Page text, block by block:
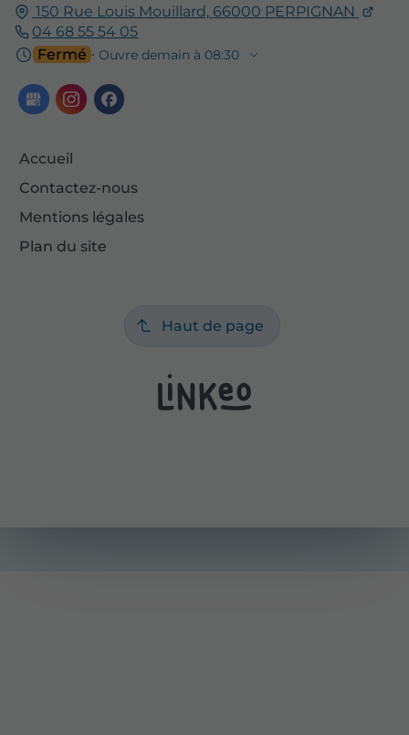
150 Rue Louis Mouillard, 66000 PERPIGNAN
04 68 55 54 05
Fermé ⋅ Ouvre demain à 08:30
Accueil
Contactez-nous
Mentions légales
Plan du site
Haut de page